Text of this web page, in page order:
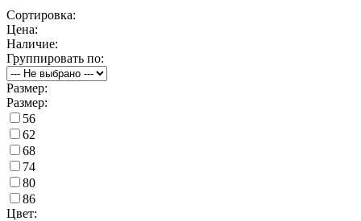
Сортировка:
Цена:
Наличие:
Группировать по:
Размер:
Размер:
56
62
68
74
80
86
Цвет: